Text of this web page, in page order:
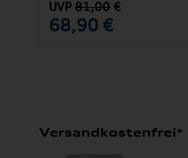
UVP81,00 €
68,90 €
Versandkostenfrei*